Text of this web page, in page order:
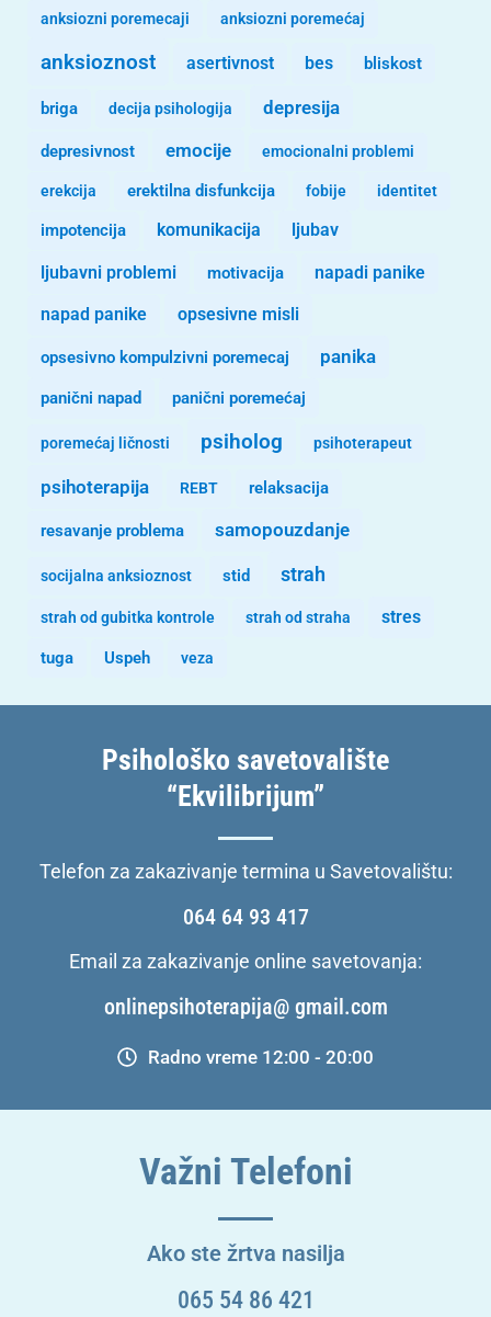
anksiozni poremecaji anksiozni poremećaj
anksioznost asertivnost bes bliskost
briga decija psihologija depresija
depresivnost emocije emocionalni problemi
erekcija erektilna disfunkcija fobije identitet
impotencija komunikacija ljubav
ljubavni problemi motivacija napadi panike
napad panike opsesivne misli
opsesivno kompulzivni poremecaj panika
panični napad panični poremećaj
poremećaj ličnosti psiholog psihoterapeut
psihoterapija REBT relaksacija
resavanje problema samopouzdanje
socijalna anksioznost stid strah
strah od gubitka kontrole strah od straha stres
tuga Uspeh veza
Psihološko savetovalište
“Ekvilibrijum”
Telefon za zakazivanje termina u Savetovalištu:
064 64 93 417
Email za zakazivanje online savetovanja:
onlinepsihoterapija@ gmail.com
Radno vreme 12:00 - 20:00
Važni Telefoni
Ako ste žrtva nasilja
065 54 86 421